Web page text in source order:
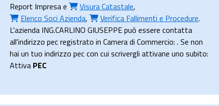
Report Impresae Visura Catastale,
Elenco Soci Azienda, Verifica Fallimenti e Procedure.
L'azienda ING.CARLINO GIUSEPPE può essere contatta
all'indirizzo pec registrato in Camera di Commercio: . Se non
hai un tuo indirizzo pec con cui scrivergli attivane uno subito:
Attiva PEC